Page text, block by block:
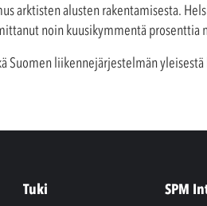
arktisten alusten rakentamisesta.
noin kuusikymmentä prosenttia
Suomen liikennejärjestelmän
Tuki
SPM